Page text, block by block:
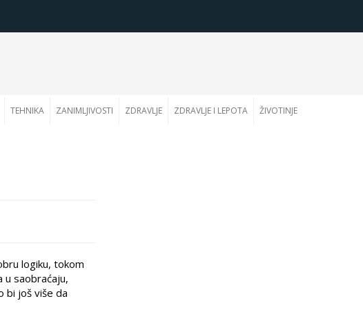
TEHNIKA ZANIMLJIVOSTI ZDRAVLJE ZDRAVLJE I LEPOTA ŽIVOTINJE
logiku, tokom
u saobraćaju,
bi još više da